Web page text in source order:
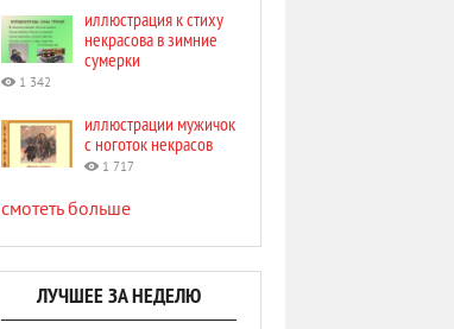
иллюстрация к стиху
некрасова в зимние
сумерки
1 342
иллюстрации мужичок
с ноготок некрасов
1 717
смотеть больше
ЛУЧШЕЕ ЗА НЕДЕЛЮ